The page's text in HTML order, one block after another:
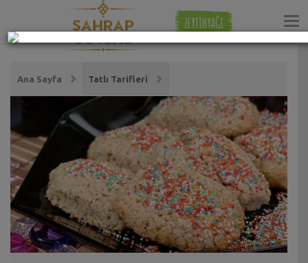
ZEYTİNYAĞI
Ana Sayfa Tatlı Tarifleri